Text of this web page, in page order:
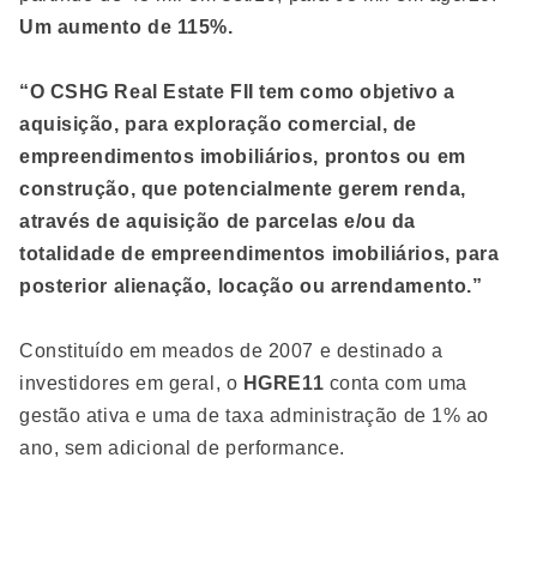
Um aumento de 115%.
“O CSHG Real Estate FII tem como objetivo a
aquisição, para exploração comercial, de
empreendimentos imobiliários, prontos ou em
construção, que potencialmente gerem renda,
através de aquisição de parcelas e/ou da
totalidade de empreendimentos imobiliários, para
posterior alienação, locação ou arrendamento.”
Constituído em meados de 2007 e destinado a
investidores em geral, o HGRE11 conta com uma
gestão ativa e uma de taxa administração de 1% ao
ano, sem adicional de performance.